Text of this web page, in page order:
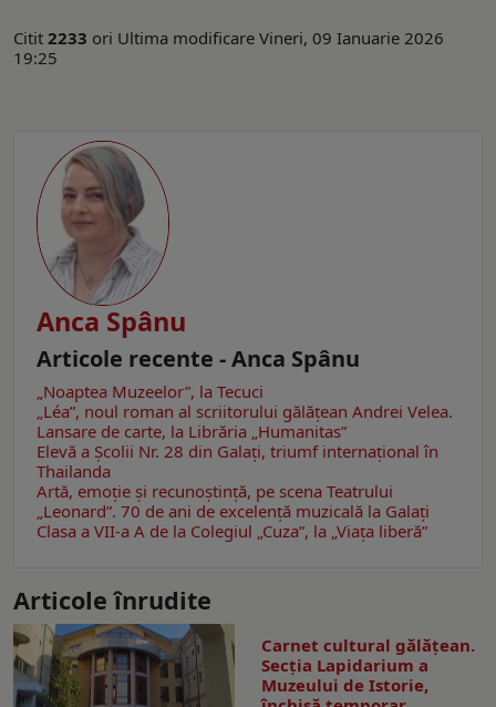
Citit 2233 ori Ultima modificare Vineri, 09 Ianuarie 2026
19:25
Anca Spânu
Articole recente - Anca Spânu
„Noaptea Muzeelor”, la Tecuci
„Léa”, noul roman al scriitorului gălăţean Andrei Velea.
Lansare de carte, la Librăria „Humanitas”
Elevă a Școlii Nr. 28 din Galați, triumf internațional în
Thailanda
Artă, emoţie şi recunoştinţă, pe scena Teatrului
„Leonard”. 70 de ani de excelență muzicală la Galaţi
Clasa a VII-a A de la Colegiul „Cuza”, la „Viaţa liberă”
Articole înrudite
Carnet cultural gălăţean.
Secţia Lapidarium a
Muzeului de Istorie,